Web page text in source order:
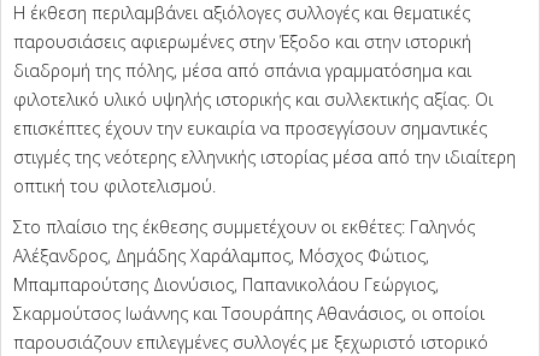
Η έκθεση περιλαμβάνει αξιόλογες συλλογές και θεματικές
παρουσιάσεις αφιερωμένες στην Έξοδο και στην ιστορική
διαδρομή της πόλης, μέσα από σπάνια γραμματόσημα και
φιλοτελικό υλικό υψηλής ιστορικής και συλλεκτικής αξίας. Οι
επισκέπτες έχουν την ευκαιρία να προσεγγίσουν σημαντικές
στιγμές της νεότερης ελληνικής ιστορίας μέσα από την ιδιαίτερη
οπτική του φιλοτελισμού.
Στο πλαίσιο της έκθεσης συμμετέχουν οι εκθέτες: Γαληνός
Αλέξανδρος, Δημάδης Χαράλαμπος, Μόσχος Φώτιος,
Μπαμπαρούτσης Διονύσιος, Παπανικολάου Γεώργιος,
Σκαρμούτσος Ιωάννης και Τσουράπης Αθανάσιος, οι οποίοι
παρουσιάζουν επιλεγμένες συλλογές με ξεχωριστό ιστορικό